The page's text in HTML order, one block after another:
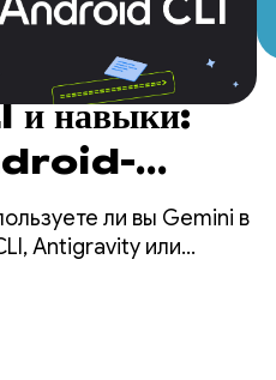
навыки:
раза быстрее,
агент.
ли вы Gemini в
Antigravity или
как Claude Code или